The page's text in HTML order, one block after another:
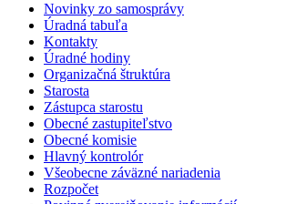
Novinky zo samosprávy
Úradná tabuľa
Kontakty
Úradné hodiny
Organizačná štruktúra
Starosta
Zástupca starostu
Obecné zastupiteľstvo
Obecné komisie
Hlavný kontrolór
Všeobecne záväzné nariadenia
Rozpočet